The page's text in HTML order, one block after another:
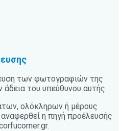
των φωτογραφιών της
του υπεύθυνου αυτής.
ολόκληρων ή μέρους
η πηγή προέλευσής